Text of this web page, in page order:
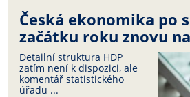
Česká ekonomika po
začátku roku znovu
Detailní struktura HDP
zatím není k dispozici, ale
komentář statistického
úřadu ...